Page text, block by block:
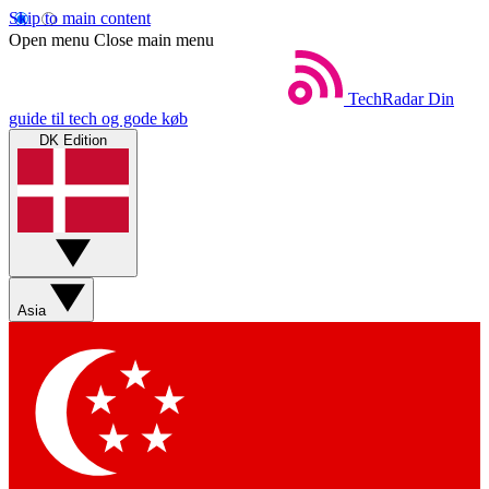
Skip to main content
Open menu Close main menu
TechRadar Din
guide til tech og gode køb
DK Edition
Asia